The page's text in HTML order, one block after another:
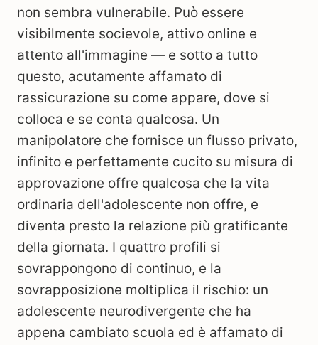
non sembra vulnerabile. Può essere
visibilmente socievole, attivo online e
attento all'immagine — e sotto a tutto
questo, acutamente affamato di
rassicurazione su come appare, dove si
colloca e se conta qualcosa. Un
manipolatore che fornisce un flusso privato,
infinito e perfettamente cucito su misura di
approvazione offre qualcosa che la vita
ordinaria dell'adolescente non offre, e
diventa presto la relazione più gratificante
della giornata. I quattro profili si
sovrappongono di continuo, e la
sovrapposizione moltiplica il rischio: un
adolescente neurodivergente che ha
appena cambiato scuola ed è affamato di